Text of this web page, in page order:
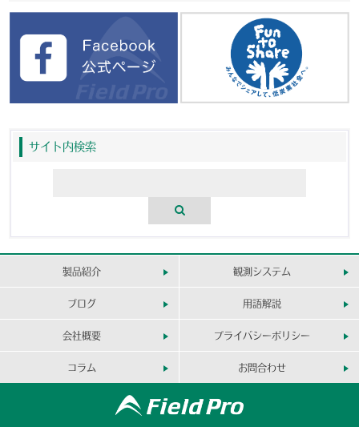
サイト内検索
製品紹介 観測システム
ブログ 用語解説
会社概要 プライバシーポリシー
コラム お問合わせ